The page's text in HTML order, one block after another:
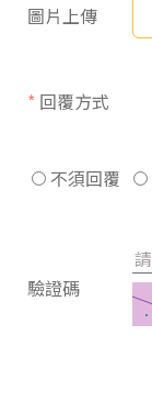
圖片上傳
* 回覆方式
不須回覆
驗證碼